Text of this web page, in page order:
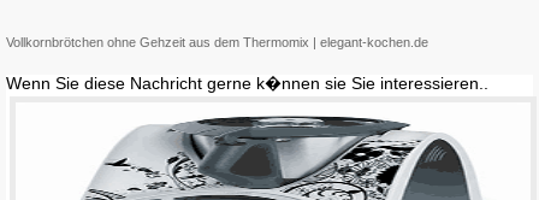
Vollkornbrötchen ohne Gehzeit aus dem Thermomix | elegant-kochen.de
Wenn Sie diese Nachricht gerne k�nnen sie Sie interessieren..